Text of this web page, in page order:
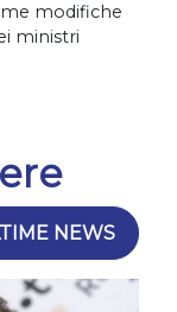
modifiche
ministri
NEWS